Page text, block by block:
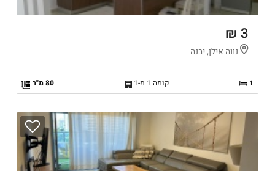
3 ₪
נווה אילן, יבנה
1 קומה 1 מ-1 80 מ"ר